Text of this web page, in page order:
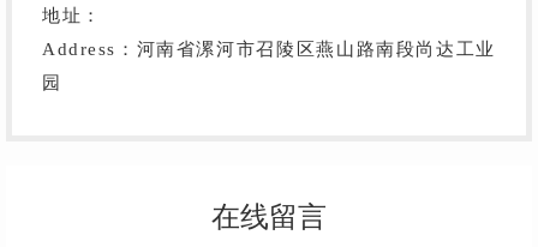
地址：
Address：河南省漯河市召陵区燕山路南段尚达工业
园
在线留言